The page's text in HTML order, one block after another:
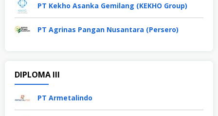
PT Kekho Asanka Gemilang (KEKHO Group)
PT Agrinas Pangan Nusantara (Persero)
DIPLOMA III
PT Armetalindo